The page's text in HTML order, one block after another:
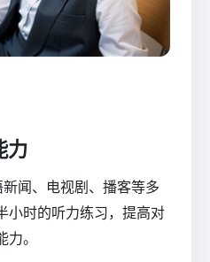
力
闻、电视剧、播客等多
小时的听力练习，提高对
。